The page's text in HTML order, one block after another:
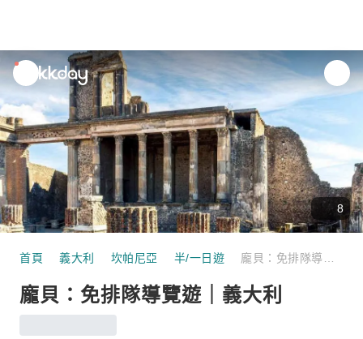
unread
notifications
8
首頁 義大利 坎帕尼亞 半/一日遊
龐貝：免排隊導覽遊｜義大利